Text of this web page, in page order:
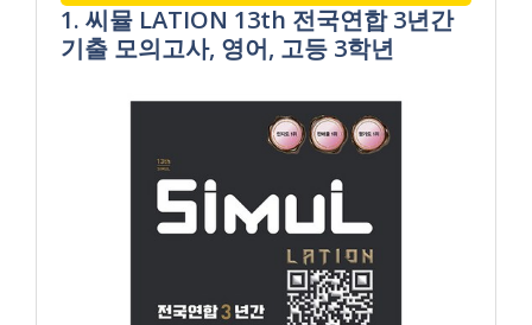
1. 씨뮬 LATION 13th 전국연합 3년간
기출 모의고사, 영어, 고등 3학년